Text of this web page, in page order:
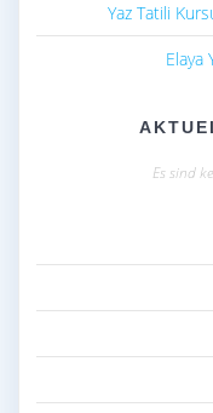
Yaz Tatili
Elaya
Es sind